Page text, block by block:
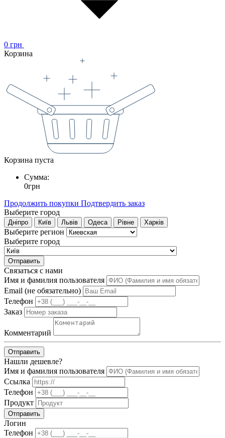
0 грн
Корзина
Корзина пуста
Сумма:
0грн
Продолжить покупки Подтвердить заказ
Выберите город
Дніпро Київ Львів Одеса Рівне Харків
Выберите регион
Выберите город
Отправить
Связаться с нами
Имя и фамилия пользователя
Email (не обязательно)
Телефон
Заказ
Комментарий
Отправить
Нашли дешевле?
Имя и фамилия пользователя
Ссылка
Телефон
Продукт
Отправить
Логин
Телефон